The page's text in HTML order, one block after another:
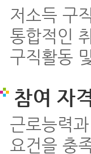
저소득 구
통합적인
구직활동
참여 자
근로능력
요건을 충